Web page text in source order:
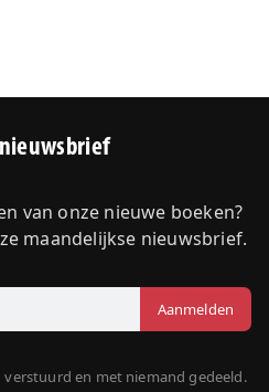
van onze nieuwe boeken?
maandelijkse nieuwsbrief.
en met niemand gedeeld.